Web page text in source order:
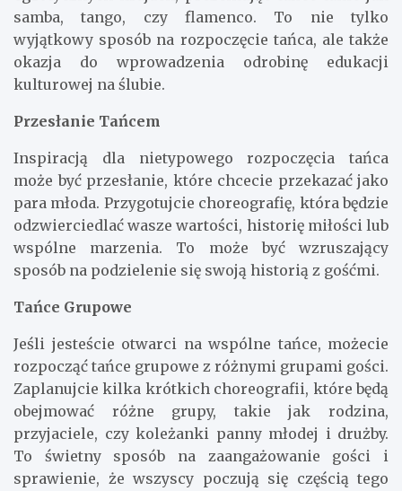
samba, tango, czy flamenco. To nie tylko
wyjątkowy sposób na rozpoczęcie tańca, ale także
okazja do wprowadzenia odrobinę edukacji
kulturowej na ślubie.
Przesłanie Tańcem
Inspiracją dla nietypowego rozpoczęcia tańca
może być przesłanie, które chcecie przekazać jako
para młoda. Przygotujcie choreografię, która będzie
odzwierciedlać wasze wartości, historię miłości lub
wspólne marzenia. To może być wzruszający
sposób na podzielenie się swoją historią z gośćmi.
Tańce Grupowe
Jeśli jesteście otwarci na wspólne tańce, możecie
rozpocząć tańce grupowe z różnymi grupami gości.
Zaplanujcie kilka krótkich choreografii, które będą
obejmować różne grupy, takie jak rodzina,
przyjaciele, czy koleżanki panny młodej i drużby.
To świetny sposób na zaangażowanie gości i
sprawienie, że wszyscy poczują się częścią tego